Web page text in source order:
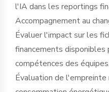
l'IA dans les reportings
Accompagnement au
Évaluer l'impact sur les
financements disponibles
compétences des équipes.
Évaluation de l'empreinte